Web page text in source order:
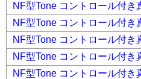
NF型Tone コントロール付
NF型Tone コントロール付
NF型Tone コントロール付
NF型Tone コントロール付
NF型Tone コントロール付